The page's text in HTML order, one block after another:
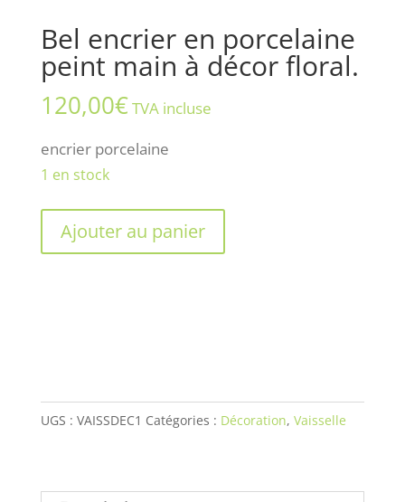
Bel encrier en porcelaine
peint main à décor floral.
120,00€TVA incluse
encrier porcelaine
1 en stock
quantité
main
à
Ajouter au panier
UGS : VAISSDEC1 Catégories : Décoration, Vaisselle